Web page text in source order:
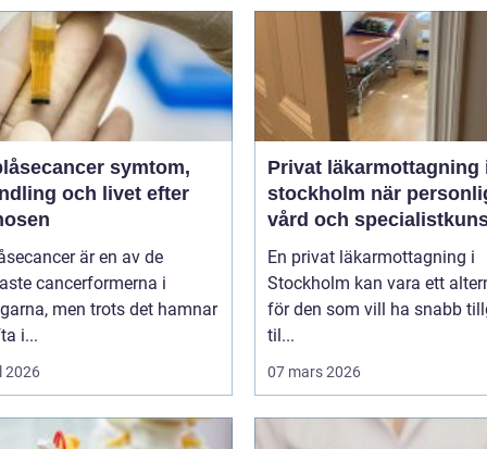
symtom,
och livet efter
är en av de
cancerformerna i
men trots det hamnar
i...
2026
Privat läkarmottagning
stockholm när personlig
vård och
är viktig
En privat läkarmottagning i
Stockholm kan vara ett
för den som vill ha snabb
til...
07 mars 2026